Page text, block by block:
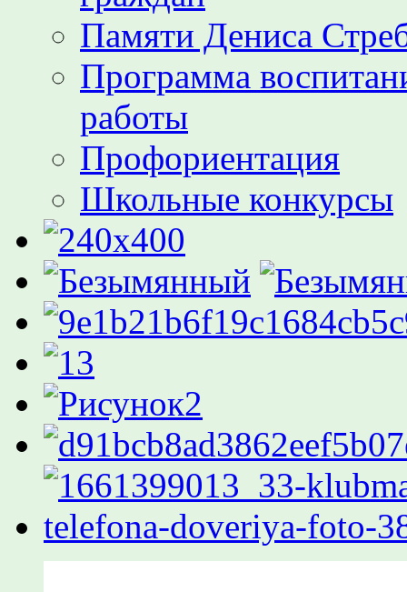
Памяти Дениса
Программа
работы
Профориентация
Школьные конкурсы